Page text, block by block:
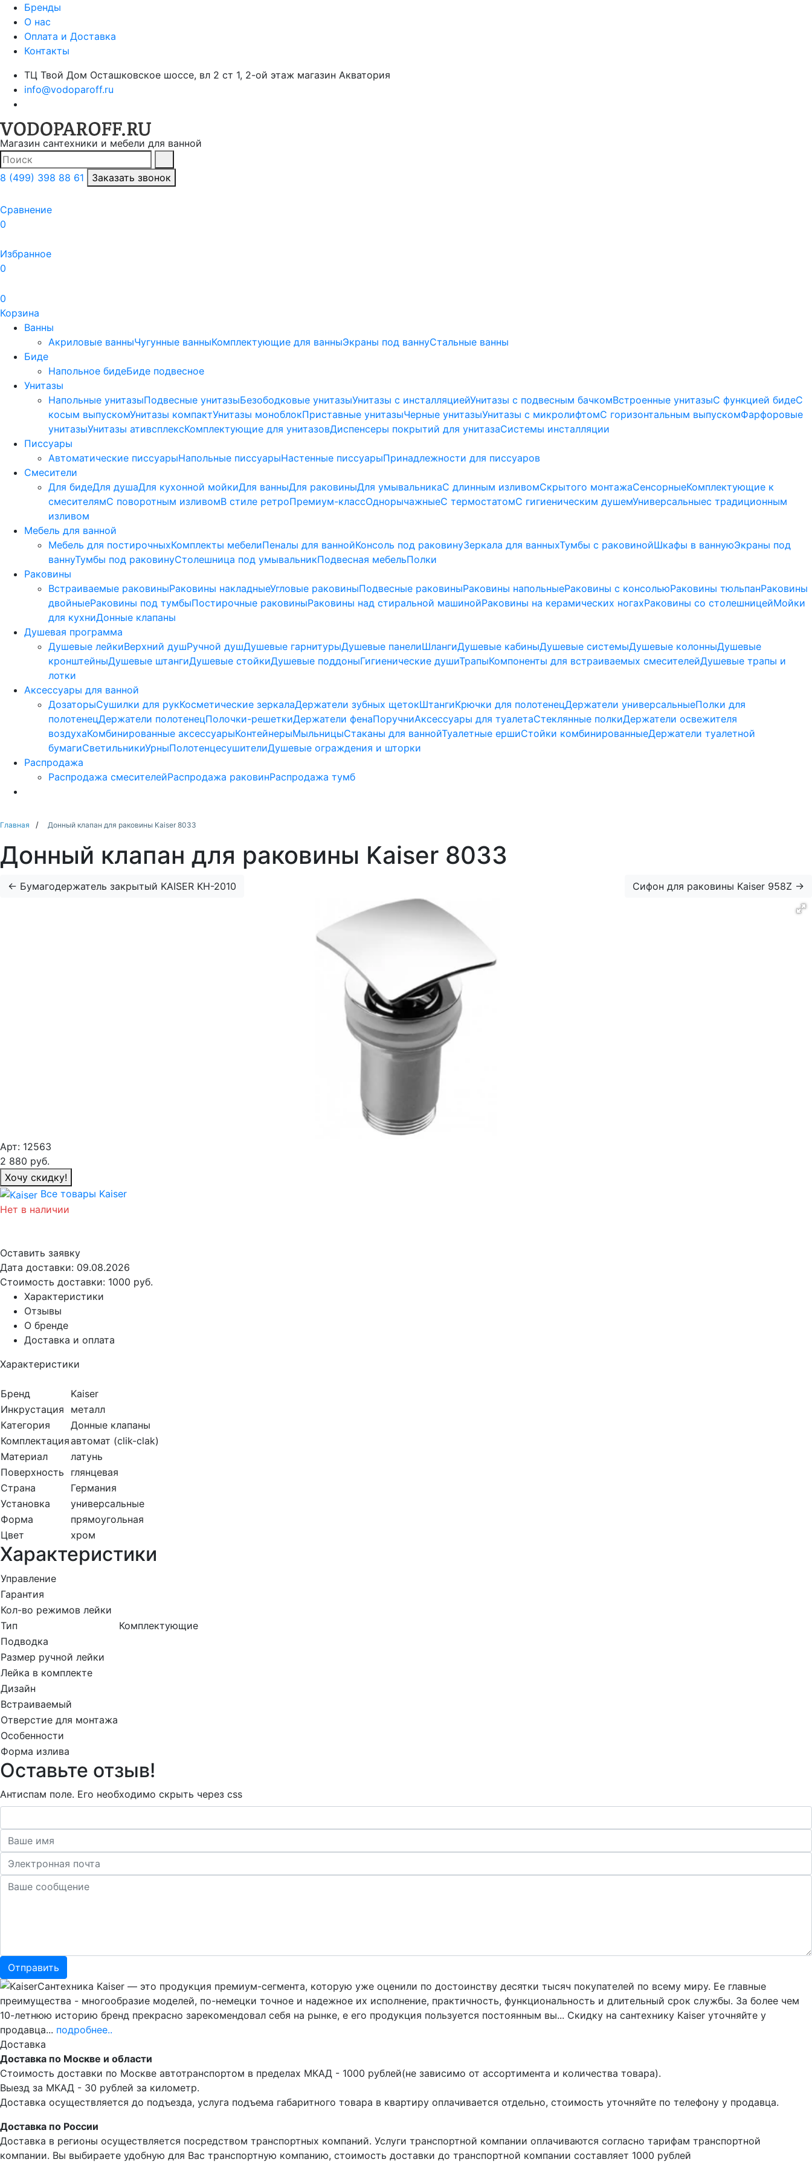
Бренды
О нас
Оплата и Доставка
Контакты
ТЦ Твой Дом Осташковское шоссе, вл 2 ст 1, 2-ой этаж магазин Акватория
info@vodoparoff.ru
Магазин сантехники и мебели для ванной
Поиск
8 (499) 398 88 61
Заказать звонок
Сравнение
0
Избранное
0
0
Корзина
Ванны
Акриловые ванныЧугунные ванныКомплектующие для ванныЭкраны под ваннуСтальные ванны
Биде
Напольное бидеБиде пoдвеснoе
Унитазы
Напольные унитазыПодвесные унитазыБезободковые унитазыУнитазы с инсталляциейУнитазы с подвесным бачкомВстроенные унитазыС функцией бидеС
косым выпускомУнитазы компактУнитазы моноблокПриставные унитазыЧерные унитазыУнитазы с микролифтомC горизонтальным выпускомФарфоровые
унитазыУнитазы ативсплексКомплектующие для унитазовДиспенсеры покрытий для унитазаСистемы инсталляции
Писсуары
Автоматические писсуарыНапольные писсуарыНастенные писсуарыПринадлежности для писсуаров
Смесители
Для бидеДля душаДля кухонной мойкиДля ванныДля раковиныДля умывальникаС длинным изливомСкрытого монтажаСенсорныеКомплектующие к
смесителямС поворотным изливомВ стиле ретроПремиум-классОднорычажныеС термостатомС гигиеническим душемУниверсальныес традиционным
изливом
Мебель для ванной
Мебель для постирочныхКомплекты мебелиПеналы для ваннойКонсоль под раковинуЗеркала для ванныхТумбы с раковинойШкафы в ваннуюЭкраны под
ваннуТумбы под раковинуСтолешница под умывальникПодвесная мебельПолки
Раковины
Встраиваемые раковиныРаковины накладныеУгловые раковиныПодвесные раковиныРаковины напольныеРаковины с консольюРаковины тюльпанРаковины
двойныеРаковины под тумбыПостирочные раковиныРаковины над стиральной машинойРаковины на керамических ногахРаковины со столешницейМойки
для кухниДонные клапаны
Душевая программа
Душевые лейкиВерхний душРучной душДушевые гарнитурыДушевые панелиШлангиДушевые кабиныДушевые системыДушевые колонныДушевые
кронштейныДушевые штангиДушевые стойкиДушевые поддоныГигиенические душиТрапыКомпоненты для встраиваемых смесителейДушевые трапы и
лотки
Аксессуары для ванной
ДозаторыСушилки для рукКосметические зеркалаДержатели зубных щетокШтангиКрючки для полотенецДержатели универсальныеПолки для
полотенецДержатели полотенецПолочки-решеткиДержатели фенаПоручниАксессуары для туалетаСтеклянные полкиДержатели освежителя
воздухаКомбинированные аксессуарыКонтейнерыМыльницыСтаканы для ваннойТуалетные ершиСтойки комбинированныеДержатели туалетной
бумагиСветильникиУрныПолотенцесушителиДушевые ограждения и шторки
Распродажа
Распродажа смесителейРаспродажа раковинРаспродажа тумб
Главная Донный клапан для раковины Kaiser 8033
Донный клапан для раковины Kaiser 8033
← Бумагодержатель закрытый KAISER KH-2010 Сифон для раковины Kaiser 958Z →
Арт: 12563
2 880 руб.
Хочу скидку!
Все товары Kaiser
Нет в наличии
Оставить заявку
Дата доставки: 09.08.2026
Стоимость доставки: 1000 руб.
Характеристики
Отзывы
О бренде
Доставка и оплата
Характеристики
Бренд
Kaiser
Инкрустация
металл
Категория
Донные клапаны
Комплектацияавтомат (clik-clak)
Материал
латунь
Поверхность
глянцевая
Страна
Германия
Установка
универсальные
Форма
прямоугольная
Цвет
хром
Характеристики
Управление
Гарантия
Кол-во режимов лейки
Тип
Комплектующие
Подводка
Размер ручной лейки
Лейка в комплекте
Дизайн
Встраиваемый
Отверстие для монтажа
Особенности
Форма излива
Оставьте отзыв!
Антиспам поле. Его необходимо скрыть через css
Сантехника Kaiser — это продукция премиум-сегмента, которую уже оценили по достоинству десятки тысяч покупателей по всему миру. Ее главные
преимущества - многообразие моделей, по-немецки точное и надежное их исполнение, практичность, функциональность и длительный срок службы. За более чем
10-летнюю историю бренд прекрасно зарекомендовал себя на рынке, е его продукция пользуется постоянным вы... Скидку на сантехнику Kaiser уточняйте у
продавца... подробнее..
Доставка
Доставка по Москве и области
Стоимость доставки по Москве автотранспортом в пределах МКАД - 1000 рублей(не зависимо от ассортимента и количества товара).
Выезд за МКАД - 30 рублей за километр.
Доставка осуществляется до подъезда, услуга подъема габаритного товара в квартиру оплачивается отдельно, стоимость уточняйте по телефону у продавца.
Доставка по России
Доставка в регионы осуществляется посредством транспортных компаний. Услуги транспортной компании оплачиваются согласно тарифам транспортной
компании. Вы выбираете удобную для Вас транспортную компанию, стоимость доставки до транспортной компании составляет 1000 рублей